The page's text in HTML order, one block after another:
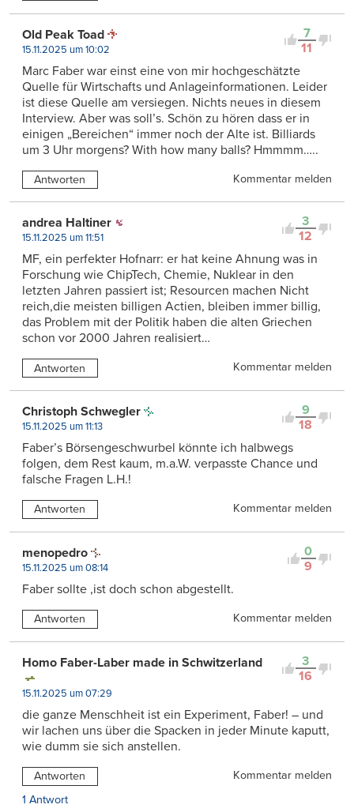
7
11
Old Peak Toad
15.11.2025 um 10:02
Marc Faber war einst eine von mir hochgeschätzte
Quelle für Wirtschafts und Anlageinformationen. Leider
ist diese Quelle am versiegen. Nichts neues in diesem
Interview. Aber was soll’s. Schön zu hören dass er in
einigen „Bereichen“ immer noch der Alte ist. Billiards
um 3 Uhr morgens? With how many balls? Hmmmm…..
Antworten Kommentar melden
3
12
andrea Haltiner
15.11.2025 um 11:51
MF, ein perfekter Hofnarr: er hat keine Ahnung was in
Forschung wie ChipTech, Chemie, Nuklear in den
letzten Jahren passiert ist; Resourcen machen Nicht
reich,die meisten billigen Actien, bleiben immer billig,
das Problem mit der Politik haben die alten Griechen
schon vor 2000 Jahren realisiert…
Antworten Kommentar melden
9
18
Christoph Schwegler
15.11.2025 um 11:13
Faber’s Börsengeschwurbel könnte ich halbwegs
folgen, dem Rest kaum, m.a.W. verpasste Chance und
falsche Fragen L.H.!
Antworten Kommentar melden
0
9
menopedro
15.11.2025 um 08:14
Faber sollte ,ist doch schon abgestellt.
Antworten Kommentar melden
3
16
Homo Faber-Laber made in Schwitzerland
15.11.2025 um 07:29
die ganze Menschheit ist ein Experiment, Faber! – und
wir lachen uns über die Spacken in jeder Minute kaputt,
wie dumm sie sich anstellen.
Antworten
Kommentar melden
1 Antwort